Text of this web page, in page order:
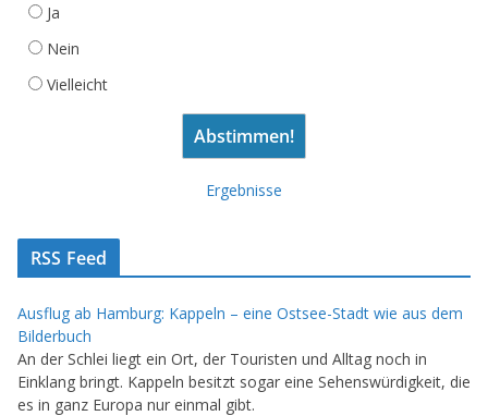
Ja
Nein
Vielleicht
Ergebnisse
RSS Feed
Ausflug ab Hamburg: Kappeln – eine Ostsee-Stadt wie aus dem
Bilderbuch
An der Schlei liegt ein Ort, der Touristen und Alltag noch in
Einklang bringt. Kappeln besitzt sogar eine Sehenswürdigkeit, die
es in ganz Europa nur einmal gibt.